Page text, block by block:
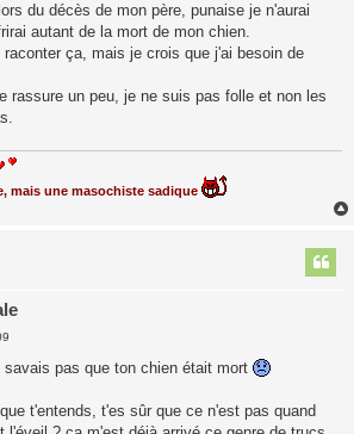
du décès de mon père, punaise je n'aurai
autant de la mort de mon chien.
ça, mais je crois que j'ai besoin de
rassure un peu, je ne suis pas folle et non les
mais une masochiste sadique
savais pas que ton chien était mort
t'entends, t'es sûr que ce n'est pas quand